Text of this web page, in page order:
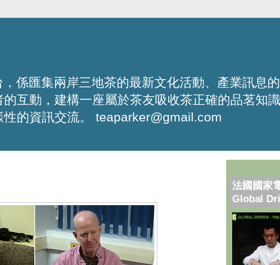
係匯集兩岸三地茶的最新文化活動、產業訊息
互動，建構一座屬於茶友吸收茶正確的品茗知
的資訊交流。 teaparker@gmail.com
法國國家
Global